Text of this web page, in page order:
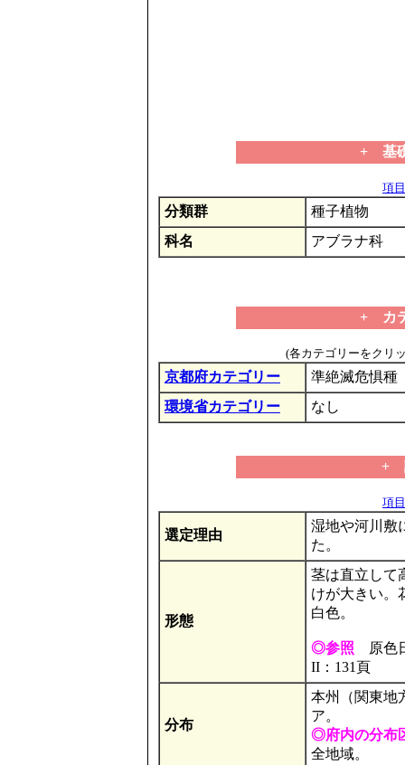
+ 基
項
分類群
種子植物
科名
アブラナ科
+ カ
(各カテゴリーをクリ
京都府カテゴリー
準絶滅危惧種
環境省カテゴリー
なし
+
項
選定理由
湿地や河川敷
た。
形態
茎は直立して
けが大きい。
白色。
◎参照 原色
II：131頁
分布
本州（関東地
ア。
◎府内の分布
全地域。